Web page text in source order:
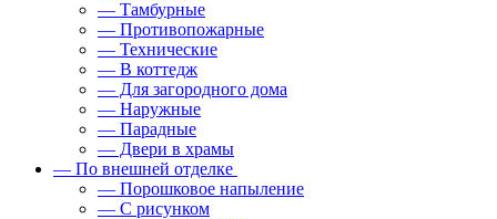
— Тамбурные
— Противопожарные
— Технические
— В коттедж
— Для загородного дома
— Наружные
— Парадные
— Двери в храмы
— По внешней отделке
— Порошковое напыление
— С рисунком